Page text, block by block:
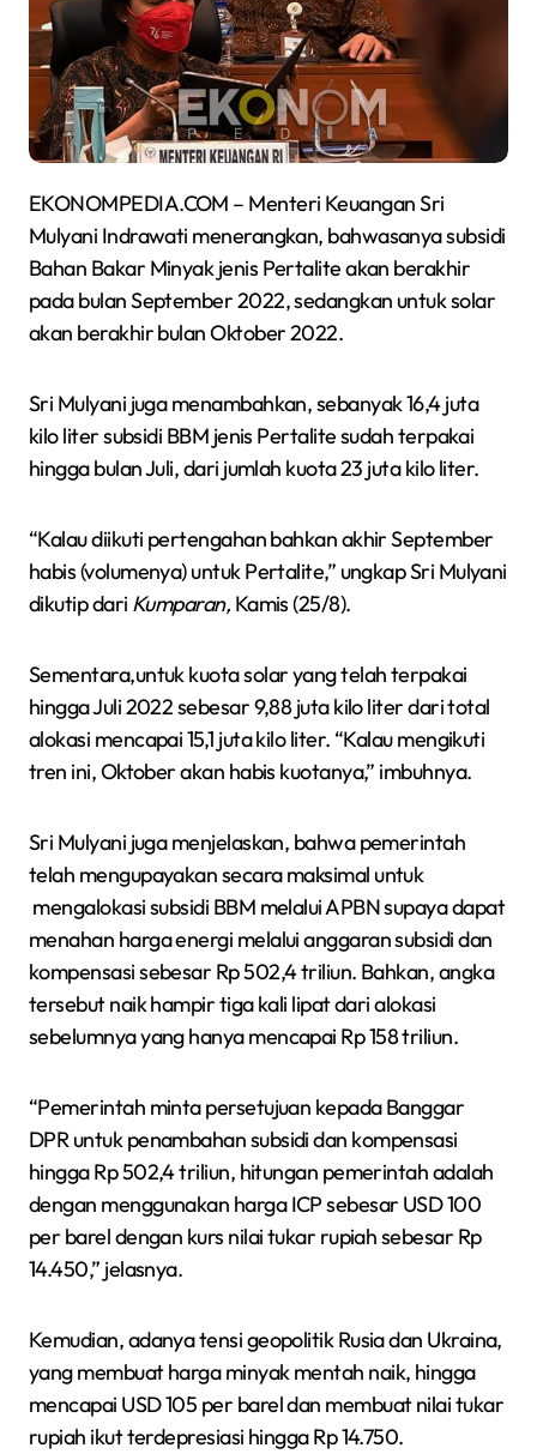
EKONOMPEDIA.COM – Menteri Keuangan Sri
Mulyani Indrawati menerangkan, bahwasanya subsidi
Bahan Bakar Minyak jenis Pertalite akan berakhir
pada bulan September 2022, sedangkan untuk solar
akan berakhir bulan Oktober 2022.
Sri Mulyani juga menambahkan, sebanyak 16,4 juta
kilo liter subsidi BBM jenis Pertalite sudah terpakai
hingga bulan Juli, dari jumlah kuota 23 juta kilo liter.
“Kalau diikuti pertengahan bahkan akhir September
habis (volumenya) untuk Pertalite,” ungkap Sri Mulyani
dikutip dari Kumparan, Kamis (25/8).
Sementara,untuk kuota solar yang telah terpakai
hingga Juli 2022 sebesar 9,88 juta kilo liter dari total
alokasi mencapai 15,1 juta kilo liter. “Kalau mengikuti
tren ini, Oktober akan habis kuotanya,” imbuhnya.
Sri Mulyani juga menjelaskan, bahwa pemerintah
telah mengupayakan secara maksimal untuk
mengalokasi subsidi BBM melalui APBN supaya dapat
menahan harga energi melalui anggaran subsidi dan
kompensasi sebesar Rp 502,4 triliun. Bahkan, angka
tersebut naik hampir tiga kali lipat dari alokasi
sebelumnya yang hanya mencapai Rp 158 triliun.
“Pemerintah minta persetujuan kepada Banggar
DPR untuk penambahan subsidi dan kompensasi
hingga Rp 502,4 triliun, hitungan pemerintah adalah
dengan menggunakan harga ICP sebesar USD 100
per barel dengan kurs nilai tukar rupiah sebesar Rp
14.450,” jelasnya.
Kemudian, adanya tensi geopolitik Rusia dan Ukraina,
yang membuat harga minyak mentah naik, hingga
mencapai USD 105 per barel dan membuat nilai tukar
rupiah ikut terdepresiasi hingga Rp 14.750.